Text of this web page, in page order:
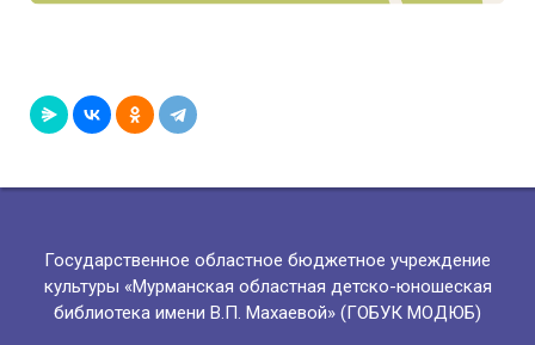
Государственное областное бюджетное учреждение
культуры «Мурманская областная детско-юношеская
библиотека имени В.П. Махаевой» (ГОБУК МОДЮБ)